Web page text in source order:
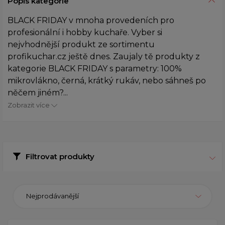
BLACK FRIDAY v mnoha provedeních pro
profesionální i hobby kuchaře. Vyber si
nejvhodnější produkt ze sortimentu
profikuchar.cz ještě dnes. Zaujaly tě produkty z
kategorie BLACK FRIDAY s parametry: 100%
mikrovlákno, černá, krátký rukáv, nebo sáhneš po
něčem jiném?...
Zobrazit více
Filtrovat produkty
Nejprodávanější